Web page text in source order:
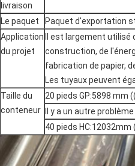
livraison
Le paquet
Paquet d'exportation
Application
du projet
Il est largement
construction, de
fabrication de papier,
Les tuyaux peuvent
Taille du
conteneur
20 pieds GP:5898 mm
Il y a un autre
40 pieds